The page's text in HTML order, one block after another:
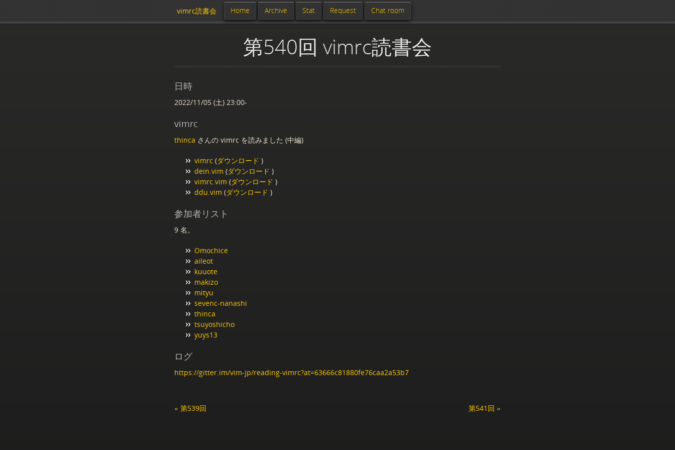
vimrc読書会 Home Archive Stat Request Chat room
第540回 vimrc読書会
日時
2022/11/05 (土) 23:00-
vimrc
thinca さんの vimrc を読みました (中編)
vimrc (ダウンロード )
dein.vim (ダウンロード )
vimrc.vim (ダウンロード )
ddu.vim (ダウンロード )
参加者リスト
9 名。
Omochice
aileot
kuuote
makizo
mityu
sevenc-nanashi
thinca
tsuyoshicho
yuys13
ログ
https://gitter.im/vim-jp/reading-vimrc?at=63666c81880fe76caa2a53b7
« 第539回 第541回 »